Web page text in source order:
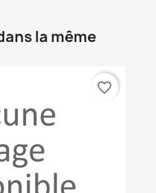
la même
favorite_border